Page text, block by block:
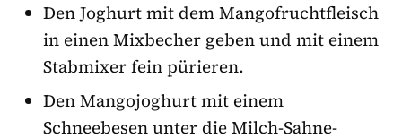
Den Joghurt mit dem Mangofruchtfleisch
in einen Mixbecher geben und mit einem
Stabmixer fein pürieren.
Den Mangojoghurt mit einem
Schneebesen unter die Milch-Sahne-